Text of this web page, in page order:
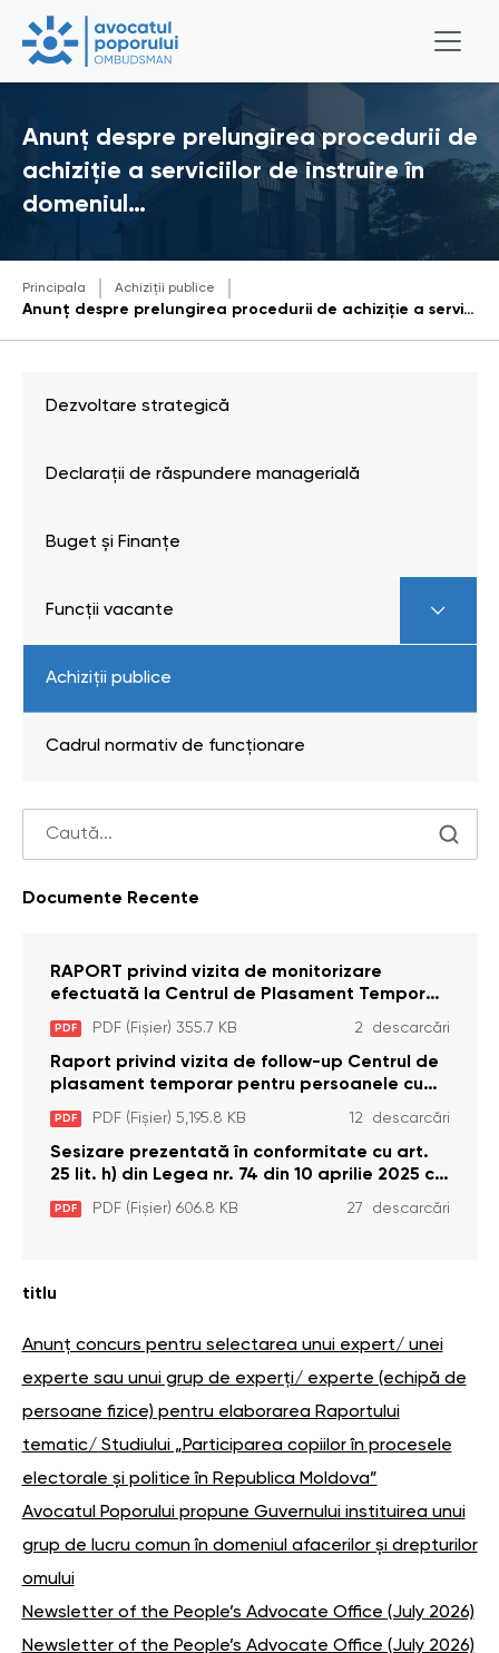
Anunț despre prelungirea procedurii de
achiziție a serviciilor de instruire în
domeniul…
Principala Achiziții publice
Anunț despre prelungirea procedurii de achiziție a serviciilor de instruire în domeniul managementului organizațional
Dezvoltare strategică
Declarații de răspundere managerială
Buget și Finanțe
Funcții vacante
Achiziții publice
Cadrul normativ de funcționare
Documente Recente
RAPORT privind vizita de monitorizare
efectuată la Centrul de Plasament Temporar
pentru Persoane cu Dizabilități (Adulte) din s.
Brînzeni, r. Edineț, din data de 25 mai 2026
PDF PDF (Fișier) 355.7 KB 2 descarcări
Raport privind vizita de follow-up Centrul de
plasament temporar pentru persoanele cu
dizabilități (adulte) Bădiceni, Soroca (11 iunie
2026)
PDF PDF (Fișier) 5,195.8 KB 12 descarcări
Sesizare prezentată în conformitate cu art.
25 lit. h) din Legea nr. 74 din 10 aprilie 2025 cu
privire la Curtea Constituțională şi art. 26 din
Legea cu privire la Avocatul Poporului
PDF PDF (Fișier) 606.8 KB 27 descarcări
titlu
Anunț concurs pentru selectarea unui expert/ unei
experte sau unui grup de experți/ experte (echipă de
persoane fizice) pentru elaborarea Raportului
tematic/ Studiului „Participarea copiilor în procesele
electorale și politice în Republica Moldova”
Avocatul Poporului propune Guvernului instituirea unui
grup de lucru comun în domeniul afacerilor și drepturilor
omului
Newsletter of the People’s Advocate Office (July 2026)
Newsletter of the People’s Advocate Office (July 2026)